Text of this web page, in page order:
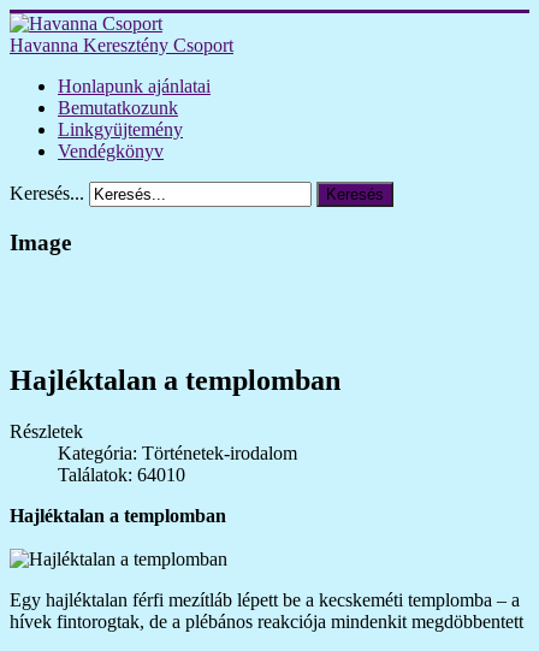
Havanna Keresztény Csoport
Honlapunk ajánlatai
Bemutatkozunk
Linkgyüjtemény
Vendégkönyv
Keresés... Keresés
Image
Hajléktalan a templomban
Részletek
Kategória: Történetek-irodalom
Találatok: 64010
Hajléktalan a templomban
Egy hajléktalan férfi mezítláb lépett be a kecskeméti templomba – a
hívek fintorogtak, de a plébános reakciója mindenkit megdöbbentett